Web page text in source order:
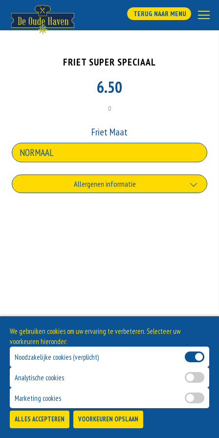
TERUG NAAR MENU
FRIET SUPER SPECIAAL
6.50
0
Friet Maat
Allergenen informatie
We gebruiken cookies om uw ervaring te verbeteren. Selecteer uw
voorkeuren hieronder:
Noodzakelijke cookies (verplicht)
Analytische cookies
Marketing cookies
ALLES ACCEPTEREN VOORKEUREN OPSLAAN